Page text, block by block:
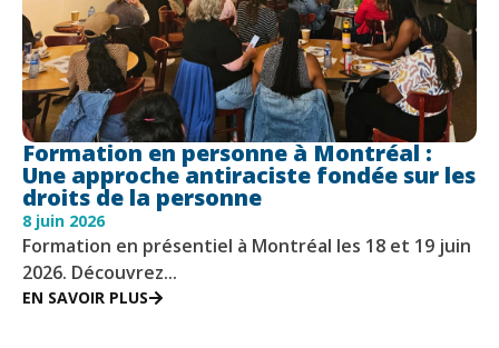
Formation en personne à Montréal :
Une approche antiraciste fondée sur les
droits de la personne
8 juin 2026
Formation en présentiel à Montréal les 18 et 19 juin
2026. Découvrez...
EN SAVOIR PLUS